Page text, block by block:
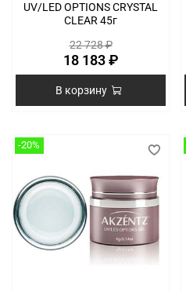
UV/LED OPTIONS CRYSTAL
CLEAR 45г
22 728 ₽
18 183 ₽
В корзину
-20%